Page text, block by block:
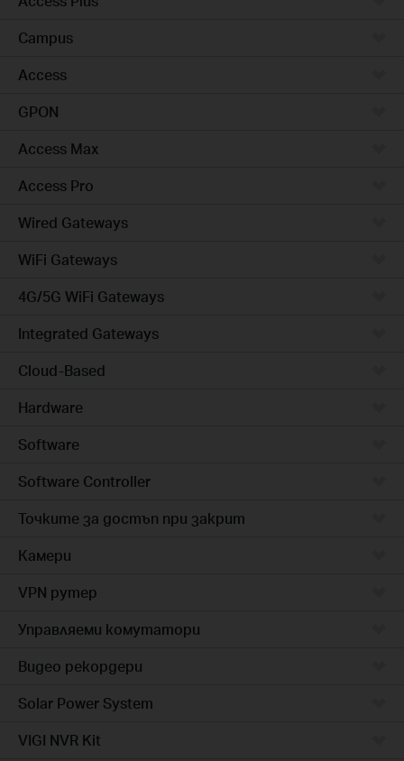
Campus
Access
GPON
Access Max
Access Pro
Wired Gateways
WiFi Gateways
4G/5G WiFi Gateways
Integrated Gateways
Cloud-Based
Hardware
Software
Software Controller
Точките за достъп при закрит
Камери
VPN рутер
Управляеми комутатори
Видео рекордери
Solar Power System
VIGI NVR Kit